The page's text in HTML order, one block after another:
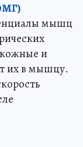
мышц
и
их в мышцу.